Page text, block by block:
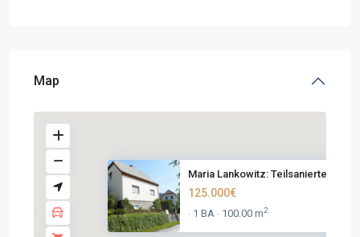
Map
Maria Lankowitz: Teilsaniertes...
125.000€
· 1 BA · 100.00 m2